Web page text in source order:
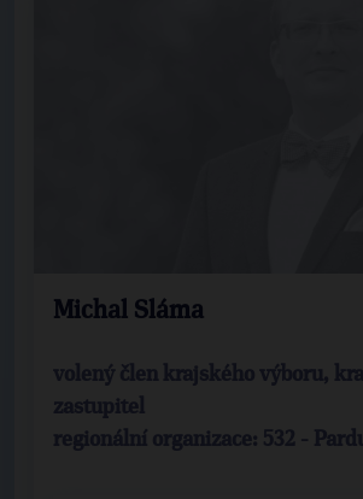
Michal Sláma
volený člen krajského výboru,
zastupitel
regionální organizace: 532 -